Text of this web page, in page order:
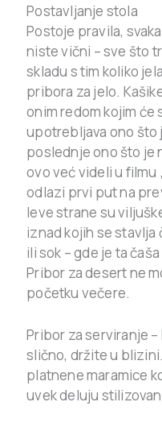
Postavljanje stola
Postoje pravila,
niste vični – sve što
skladu s tim koliko
pribora za jelo.
onim redom kojim će
upotrebljava ono što
poslednje ono što je
ovo već videli u filmu
odlazi prvi put na
leve strane su
iznad kojih se stavlja
ili sok – gde je ta
Pribor za desert ne
početku večere.
Pribor za serviranje
slično, držite u
platnene maramice
uvek deluju